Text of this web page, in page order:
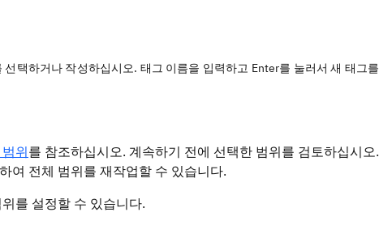
택하거나 작성하십시오. 태그 이름을 입력하고 Enter를 눌러서 새 태그를
위를 참조하십시오. 계속하기 전에 선택한 범위를 검토하십시오.
여 전체 범위를 재작업할 수 있습니다.
를 설정할 수 있습니다.